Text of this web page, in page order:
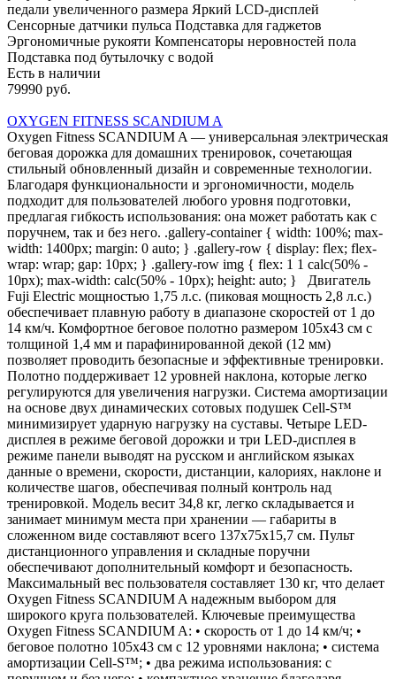
педали увеличенного размера Яркий LCD-дисплей
Сенсорные датчики пульса Подставка для гаджетов
Эргономичные рукояти Компенсаторы неровностей пола
Подставка под бутылочку с водой
Есть в наличии
79990 руб.
OXYGEN FITNESS SCANDIUM A
Oxygen Fitness SCANDIUM A — универсальная электрическая
беговая дорожка для домашних тренировок, сочетающая
стильный обновленный дизайн и современные технологии.
Благодаря функциональности и эргономичности, модель
подходит для пользователей любого уровня подготовки,
предлагая гибкость использования: она может работать как с
поручнем, так и без него. .gallery-container { width: 100%; max-
width: 1400px; margin: 0 auto; } .gallery-row { display: flex; flex-
wrap: wrap; gap: 10px; } .gallery-row img { flex: 1 1 calc(50% -
10px); max-width: calc(50% - 10px); height: auto; } Двигатель
Fuji Electric мощностью 1,75 л.с. (пиковая мощность 2,8 л.с.)
обеспечивает плавную работу в диапазоне скоростей от 1 до
14 км/ч. Комфортное беговое полотно размером 105х43 см с
толщиной 1,4 мм и парафинированной декой (12 мм)
позволяет проводить безопасные и эффективные тренировки.
Полотно поддерживает 12 уровней наклона, которые легко
регулируются для увеличения нагрузки. Система амортизации
на основе двух динамических сотовых подушек Cell-S™
минимизирует ударную нагрузку на суставы. Четыре LED-
дисплея в режиме беговой дорожки и три LED-дисплея в
режиме панели выводят на русском и английском языках
данные о времени, скорости, дистанции, калориях, наклоне и
количестве шагов, обеспечивая полный контроль над
тренировкой. Модель весит 34,8 кг, легко складывается и
занимает минимум места при хранении — габариты в
сложенном виде составляют всего 137х75х15,7 см. Пульт
дистанционного управления и складные поручни
обеспечивают дополнительный комфорт и безопасность.
Максимальный вес пользователя составляет 130 кг, что делает
Oxygen Fitness SCANDIUM A надежным выбором для
широкого круга пользователей. Ключевые преимущества
Oxygen Fitness SCANDIUM A: • скорость от 1 до 14 км/ч; •
беговое полотно 105х43 см с 12 уровнями наклона; • система
амортизации Cell-S™; • два режима использования: с